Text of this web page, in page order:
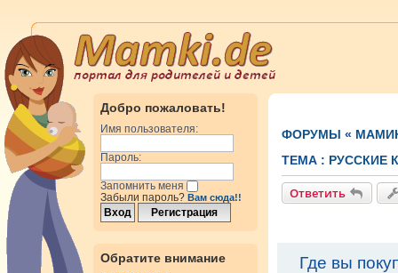
Добро пожаловать!
Имя пользователя:
Пароль:
Запомнить меня
Забыли пароль? Вам сюда!!
Обратите внимание
ФОРУМЫ «
ТЕМА : РУССКИЕ
Ответить
Где вы